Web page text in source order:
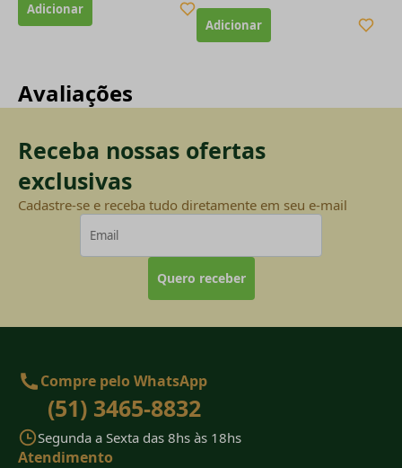
Avaliações
Receba nossas ofertas
exclusivas
Cadastre-se e receba tudo diretamente em seu e-mail
Quero receber
Compre pelo WhatsApp
(51) 3465-8832
Segunda a Sexta das 8hs às 18hs
Atendimento